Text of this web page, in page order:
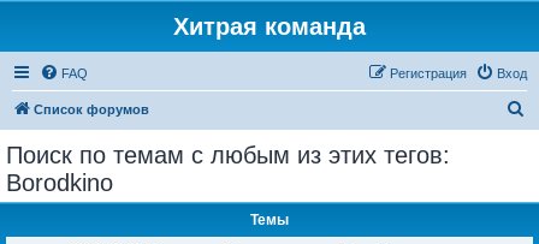
Хитрая команда
FAQ Вход
Регистрация
Список форумов
Поиск по темам с любым из этих тегов:
Borodkino
Темы